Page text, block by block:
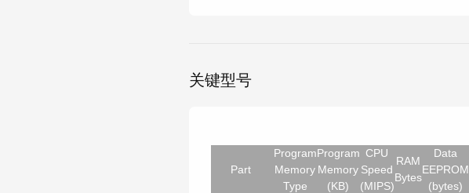
关键型号
Part
Program
Memory
Type
Program
Memory
(KB)
CPU
Speed
(MIPS)
RAM
Bytes
Data
EEPROM
(bytes)